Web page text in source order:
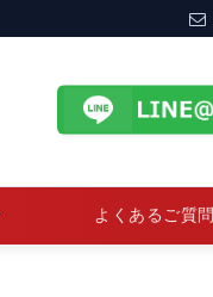
よくあるご質問